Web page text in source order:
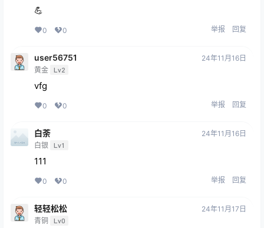
💪
0 0 举报 回复
user56751
黄金 Lv2
24年11月16日
vfg
0 0 举报 回复
白荼
白银 Lv1
24年11月16日
111
0 0 举报 回复
轻轻松松
青铜 Lv0
24年11月17日